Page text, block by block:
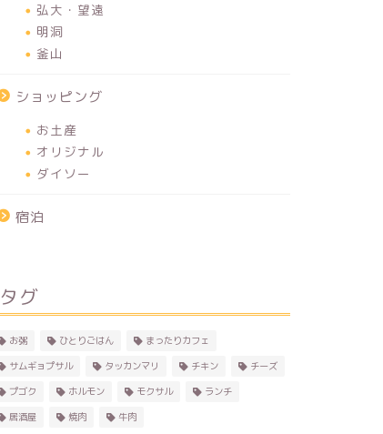
弘大・望遠
明洞
釜山
ショッピング
お土産
オリジナル
ダイソー
宿泊
タグ
お粥 ひとりごはん
まったりカフェ
サムギョプサル
タッカンマリ チキン
チーズ
プゴク
ホルモン モクサル
ランチ
居酒屋
焼肉 牛肉